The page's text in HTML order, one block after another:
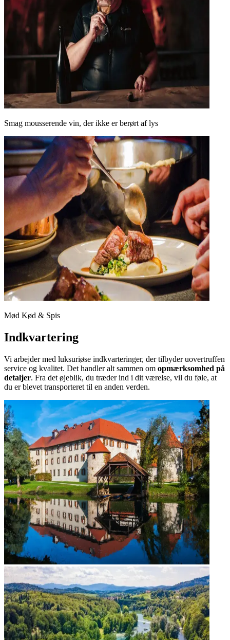
Smag mousserende vin, der ikke er berørt af lys
Mød Kød & Spis
Indkvartering
Vi arbejder med luksuriøse indkvarteringer, der tilbyder uovertruffen
service og kvalitet. Det handler alt sammen om opmærksomhed på
detaljer. Fra det øjeblik, du træder ind i dit værelse, vil du føle, at
du er blevet transporteret til en anden verden.